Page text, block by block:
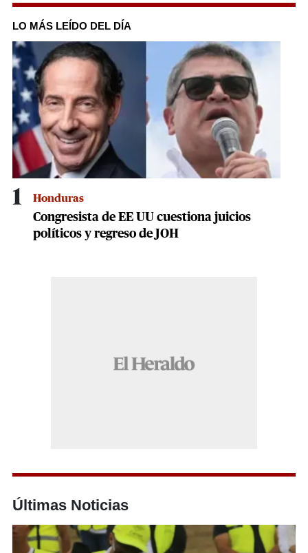
of
1
minute,
18
seconds
LO MÁS LEÍDO DEL DÍA
1 Honduras
Congresista de EE UU cuestiona juicios
políticos y regreso de JOH
Últimas Noticias